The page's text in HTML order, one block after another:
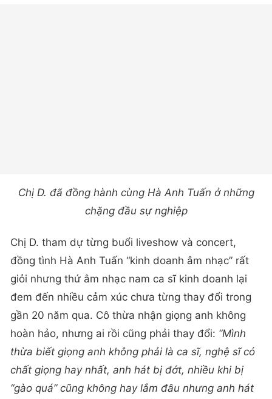
Chị D. đã đồng hành cùng Hà Anh Tuấn ở những
chặng đầu sự nghiệp
Chị D. tham dự từng buổi liveshow và concert,
đồng tình Hà Anh Tuấn “kinh doanh âm nhạc” rất
giỏi nhưng thứ âm nhạc nam ca sĩ kinh doanh lại
đem đến nhiều cảm xúc chưa từng thay đổi trong
gần 20 năm qua. Cô thừa nhận giọng anh không
hoàn hảo, nhưng ai rồi cũng phải thay đổi: “Mình
thừa biết giọng anh không phải là ca sĩ, nghệ sĩ có
chất giọng hay nhất, anh hát bị đớt, nhiều khi bị
“gào quá” cũng không hay lắm đâu nhưng anh hát